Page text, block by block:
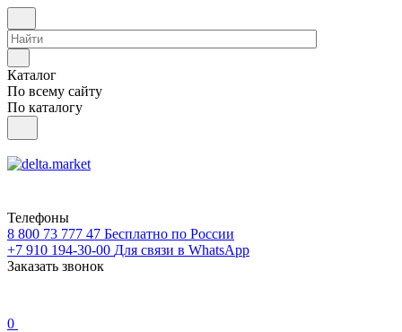
Каталог
По всему сайту
По каталогу
Телефоны
8 800 73 777 47 Бесплатно по России
+7 910 194-30-00 Для связи в WhatsApp
Заказать звонок
0